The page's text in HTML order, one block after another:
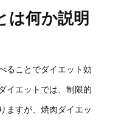
は何か説明
ることでダイエット効
イエットでは、制限的
ますが、焼肉ダイエッ